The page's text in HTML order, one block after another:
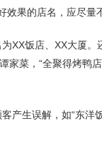
效果的店名，应尽量
XX饭店、XX大厦。
菜，“全聚得烤鸭
生误解，如“东洋